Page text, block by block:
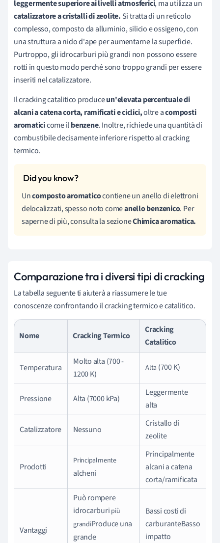
leggermente superiore ai livelli atmosferici, ma utilizza un
catalizzatore a cristalli di zeolite. Si tratta di un reticolo
complesso,composto da alluminio, silicio e ossigeno, con
una struttura a nido d'ape per aumentarne la superficie.
Purtroppo, gli idrocarburi più grandi non possono essere
rotti in questo modo perché sono troppo grandi per essere
inseriti nel catalizzatore.
Il cracking catalitico produceun'elevata percentuale di
alcani a catena corta, ramificati e ciclici,oltre acomposti
aromaticicome ilbenzene. Inoltre, richiede una quantità di
combustibile decisamente inferiore rispetto al cracking
termico.
Uncomposto aromaticocontiene un anello di elettroni
delocalizzati, spesso noto comeanello benzenico. Per
saperne di più, consulta la sezioneChimica aromatica.
Comparazione tra i diversi tipi di cracking
La tabella seguente ti aiuterà a riassumere le tue
conoscenze confrontando il cracking termico e catalitico.
Nome Cracking Termico
Cracking
Catalitico
Temperatura
Molto alta (700 -
1200 K)
Alta (700 K)
Pressione Alta (7000 kPa)
Leggermente
alta
Catalizzatore Nessuno
Cristallo di
zeolite
Prodotti
Principalmente
alcheni
Principalmente
alcani a catena
corta/ramificata
Vantaggi
Può rompere
idrocarburi più
grandiProduce una
grande
Bassi costi di
carburanteBasso
impatto